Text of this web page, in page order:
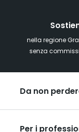
nella regione
senza
Da non